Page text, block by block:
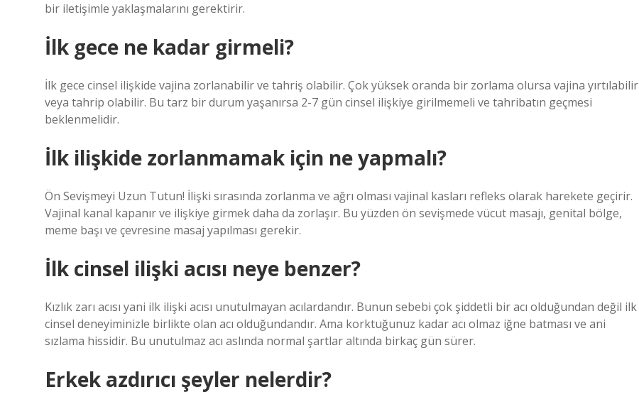
bir iletişimle yaklaşmalarını gerektirir.
İlk gece ne kadar girmeli?
İlk gece cinsel ilişkide vajina zorlanabilir ve tahriş olabilir. Çok yüksek oranda bir zorlama olursa vajina yırtılabilir
veya tahrip olabilir. Bu tarz bir durum yaşanırsa 2-7 gün cinsel ilişkiye girilmemeli ve tahribatın geçmesi
beklenmelidir.
İlk ilişkide zorlanmamak için ne yapmalı?
Ön Sevişmeyi Uzun Tutun! İlişki sırasında zorlanma ve ağrı olması vajinal kasları refleks olarak harekete geçirir.
Vajinal kanal kapanır ve ilişkiye girmek daha da zorlaşır. Bu yüzden ön sevişmede vücut masajı, genital bölge,
meme başı ve çevresine masaj yapılması gerekir.
İlk cinsel ilişki acısı neye benzer?
Kızlık zarı acısı yani ilk ilişki acısı unutulmayan acılardandır. Bunun sebebi çok şiddetli bir acı olduğundan değil ilk
cinsel deneyiminizle birlikte olan acı olduğundandır. Ama korktuğunuz kadar acı olmaz iğne batması ve ani
sızlama hissidir. Bu unutulmaz acı aslında normal şartlar altında birkaç gün sürer.
Erkek azdırıcı şeyler nelerdir?